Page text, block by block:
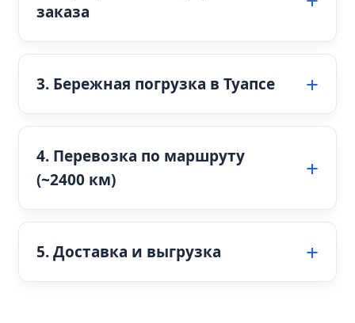
заказа
3. Бережная погрузка в Туапсе
4. Перевозка по маршруту
(~2400 км)
5. Доставка и выгрузка